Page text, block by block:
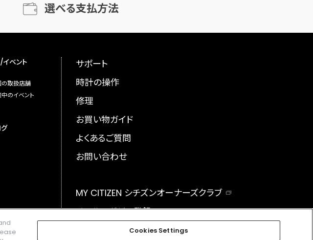
選べる支払方法
イベント
の取扱店舗
のイベント
サポート
時計の操作
修理
お買い物ガイド
よくあるご質問
お問い合わせ
MY CITIZEN シチズンオーナーズクラブ
メールマガジン登録
Cookies Settings